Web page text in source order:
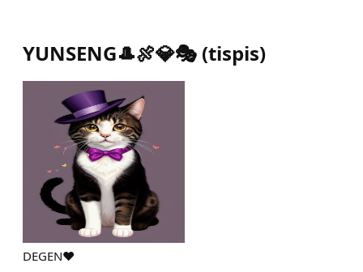
YUNSENG🎩🍖💎🎭 (tispis)
DEGEN❤️